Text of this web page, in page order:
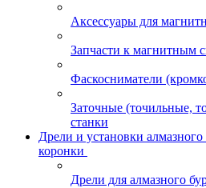
Аксессуары для
Запчасти к магнитным
Фаскосниматели
Заточные (точильные,
станки
Дрели и установки
коронки
Дрели для алмазного